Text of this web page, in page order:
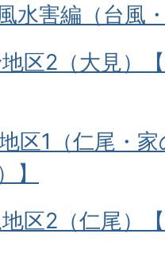
水害編（台風
区2（大見）
区1（仁尾・
】
区2（仁尾）